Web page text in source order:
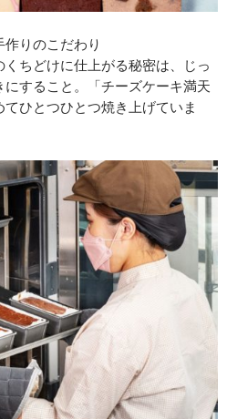
りのこだわり
ちどけに仕上がる秘密は、じっ
にすること。「チーズケーキ満天
ひとつひとつ焼き上げていま